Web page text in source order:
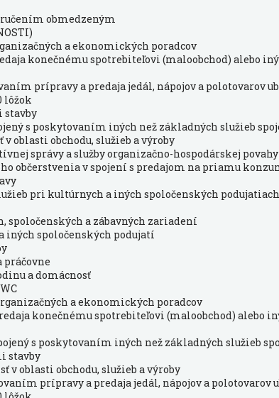
ručením obmedzeným
a ekonomických poradcov
konečnému spotrebiteľovi (maloobchod) alebo
prípravy a predaja jedál, nápojov a polotovarov
lôžok
stavby
s poskytovaním iných než základných služieb
oblasti obchodu, služieb a výroby
správy a služby organizačno-hospodárskej povahy
občerstvenia v spojení s predajom na priamu
pri kultúrnych a iných spoločenských podujatiach
spoločenských a zábavných zariadení
iných spoločenských podujatí
práčovne
a domácnosť
a ekonomických poradcov
konečnému spotrebiteľovi (maloobchod) alebo
s poskytovaním iných než základných služieb
stavby
v oblasti obchodu, služieb a výroby
prípravy a predaja jedál, nápojov a polotovarov